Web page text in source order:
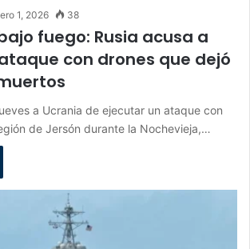
1, 2026 38
fuego: Rusia acusa a
con drones que dejó
a Ucrania de ejecutar un ataque con
de Jersón durante la Nochevieja,…